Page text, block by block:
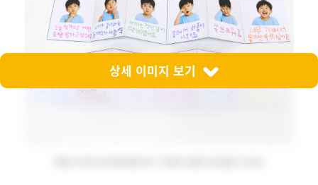
상세 이미지 보기